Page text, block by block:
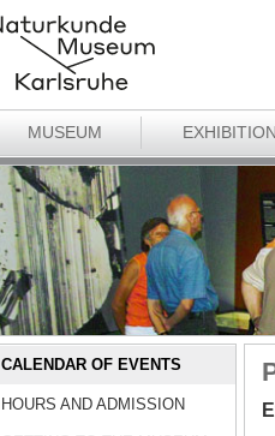
MUSEUM
CALENDAR OF EVENTS
HOURS AND ADMISSION